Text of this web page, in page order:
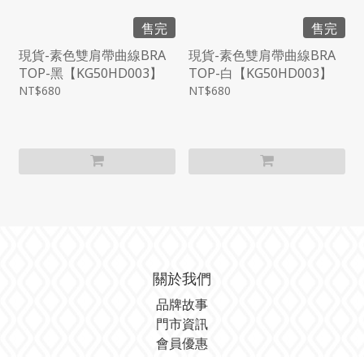
售完
現貨-素色雙肩帶曲線BRA
TOP-黑【KG50HD003】
NT$680
售完
現貨-素色雙肩帶曲線BRA
TOP-白【KG50HD003】
NT$680
關於我們
品牌故事
門市資訊
會員優惠